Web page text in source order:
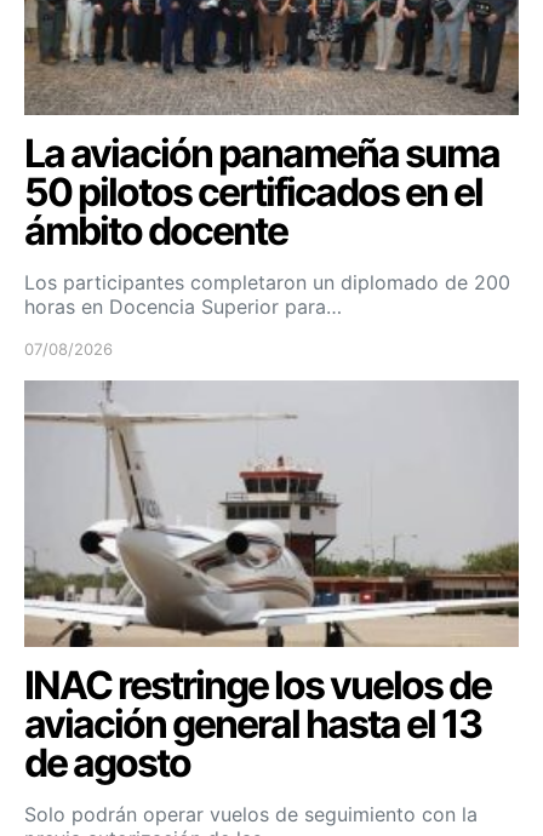
La aviación panameña suma
50 pilotos certificados en el
ámbito docente
Los participantes completaron un diplomado de 200
horas en Docencia Superior para…
07/08/2026
INAC restringe los vuelos de
aviación general hasta el 13
de agosto
Solo podrán operar vuelos de seguimiento con la